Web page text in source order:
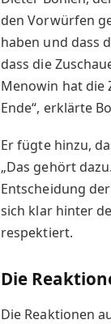
den Vorwürfen
haben und dass
dass die
Menowin hat die
Ende“, erklärte
Er fügte hinzu,
„Das gehört
Entscheidung
sich klar hinter
respektiert.
Die
Die Reaktionen